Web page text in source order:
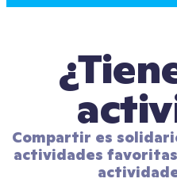
Compartir es
actividades